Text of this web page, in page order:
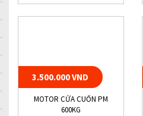
3.500.000 VND
MOTOR CỬA CUỐN PM
600KG